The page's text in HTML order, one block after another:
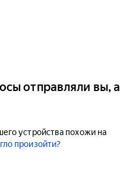
отправляли вы, а
устройства похожи на
произойти?